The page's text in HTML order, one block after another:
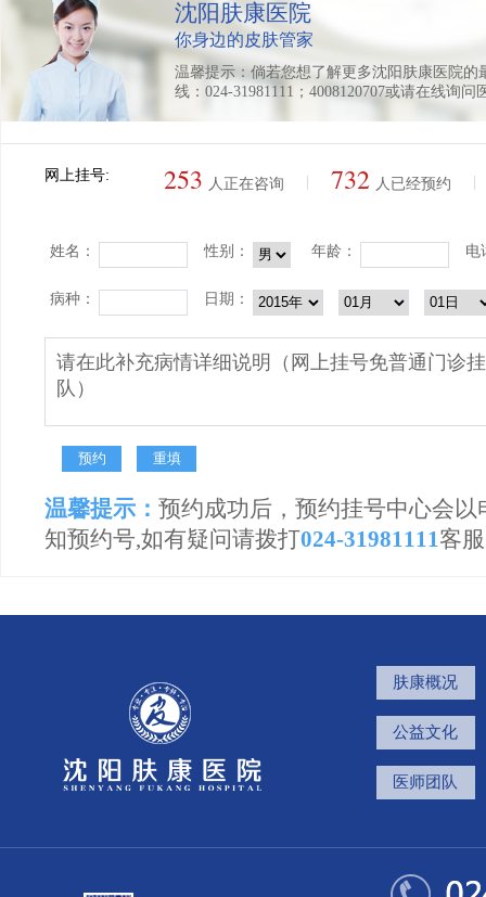
沈阳肤康医院
你身边的皮肤管家
温馨提示：倘若您想了解更多沈阳肤康医院
线：024-31981111；4008120707或请在线询问
网上挂号: 253 人正在咨询 732 人已经预约
姓名： 性别： 年龄： 电
病种： 日期：
温馨提示： 预约成功后，预约挂号中心会
知预约号,如有疑问请拨打024-31981111客
肤康概况
公益文化
医师团队